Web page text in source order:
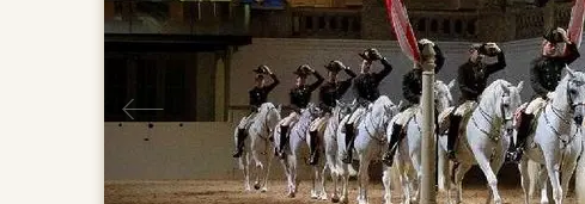
Précédent